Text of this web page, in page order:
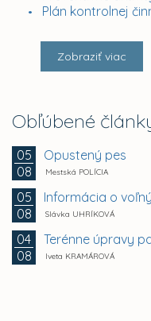
Plán kontrolnej
Zobraziť viac
Obľúbené
05
08
Opustený pes
Mestská POLÍCIA
05
08
Informácia o
Slávka UHRÍKOVÁ
04
08
Terénne úpravy
Iveta KRAMÁROVÁ